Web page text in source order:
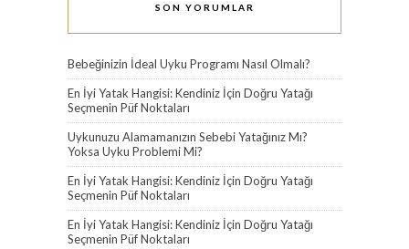
SON YORUMLAR
Bebeğinizin İdeal Uyku Programı Nasıl Olmalı?
En İyi Yatak Hangisi: Kendiniz İçin Doğru Yatağı
Seçmenin Püf Noktaları
Uykunuzu Alamamanızın Sebebi Yatağınız Mı?
Yoksa Uyku Problemi Mi?
En İyi Yatak Hangisi: Kendiniz İçin Doğru Yatağı
Seçmenin Püf Noktaları
En İyi Yatak Hangisi: Kendiniz İçin Doğru Yatağı
Seçmenin Püf Noktaları